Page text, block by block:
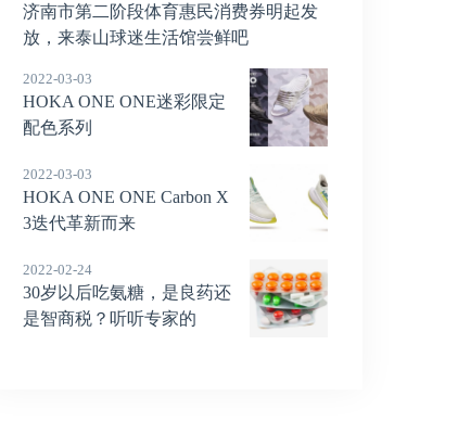
济南市第二阶段体育惠民消费券明起发
放，来泰山球迷生活馆尝鲜吧
2022-03-03
HOKA ONE ONE迷彩限定
配色系列
2022-03-03
HOKA ONE ONE Carbon X
3迭代革新而来
2022-02-24
30岁以后吃氨糖，是良药还
是智商税？听听专家的